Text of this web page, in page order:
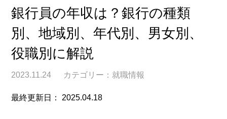
銀行員の年収は？銀行の種類
別、地域別、年代別、男女別、
役職別に解説
2023.11.24 カテゴリー： 就職情報
最終更新日： 2025.04.18